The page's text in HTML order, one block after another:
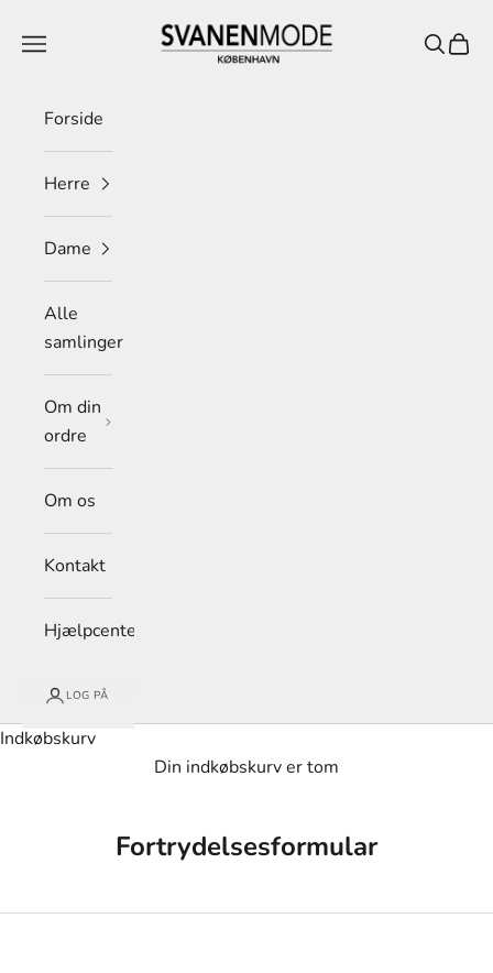
Svanen Mode
Menu Søg
Forside
Herre
Dame
Alle
samlinger
Om din
ordre
Om os
Kontakt
Hjælpcenter
LOG PÅ
Indkøbskurv
Din indkøbskurv er tom
Fortrydelsesformular